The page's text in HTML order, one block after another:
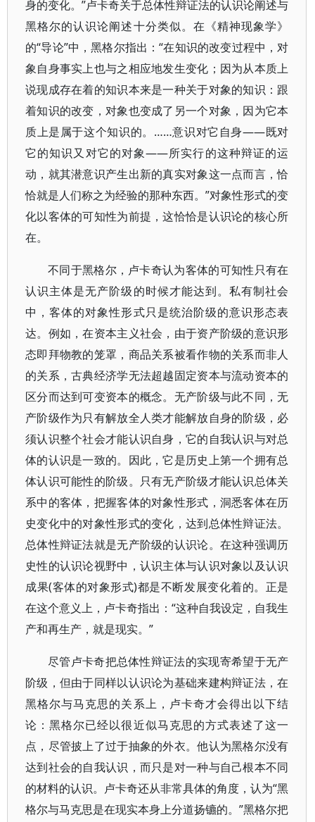
身的变化。”卢卡奇关于总体性辩证法的认识论阐述与
黑格尔的认识论阐述十分类似。在《精神现象学》
的“导论”中，黑格尔指出：“在知识的改变过程中，对
象自身事实上也与之相应地发生变化；因为从本质上
说现成存在着的知识本来是一种关于对象的知识：跟
着知识的改变，对象也变成了另一个对象，因为它本
质上是属于这个知识的。……意识对它自身——既对
它的知识又对它的对象——所实行的这种辩证的运
动，就其潜意识产生出新的真实对象这一点而言，恰
恰就是人们称之为经验的那种东西。”对象性形式的变
化以客体的可知性为前提，这恰恰是认识论的核心所
在。
不同于黑格尔，卢卡奇认为客体的可知性只有在
认识主体是无产阶级的时候才能达到。私有制社会
中，客体的对象性形式只是统治阶级的意识形态表
达。例如，在资本主义社会，由于资产阶级的意识形
态即拜物教的笼罩，商品关系被看作物的关系而非人
的关系，古典经济学无法超越固定资本与流动资本的
区分而达到可变资本的概念。无产阶级与此不同，无
产阶级作为只有解放全人类才能解放自身的阶级，必
须认识整个社会才能认识自身，它的自我认识与对总
体的认识是一致的。因此，它是历史上第一个拥有总
体认识可能性的阶级。只有无产阶级才能认识总体关
系中的客体，把握客体的对象性形式，洞悉客体在历
史变化中的对象性形式的变化，达到总体性辩证法。
总体性辩证法就是无产阶级的认识论。在这种强调历
史性的认识论视野中，认识主体与认识对象以及认识
成果(客体的对象形式)都是不断发展变化着的。正是
在这个意义上，卢卡奇指出：“这种自我设定，自我生
产和再生产，就是现实。”
尽管卢卡奇把总体性辩证法的实现寄希望于无产
阶级，但由于同样以认识论为基础来建构辩证法，在
黑格尔与马克思的关系上，卢卡奇才会得出以下结
论：黑格尔已经以很近似马克思的方式表述了这一
点，尽管披上了过于抽象的外衣。他认为黑格尔没有
达到社会的自我认识，而只是对一种与自己根本不同
的材料的认识。卢卡奇还从非常具体的角度，认为“黑
格尔与马克思是在现实本身上分道扬镳的。”黑格尔把